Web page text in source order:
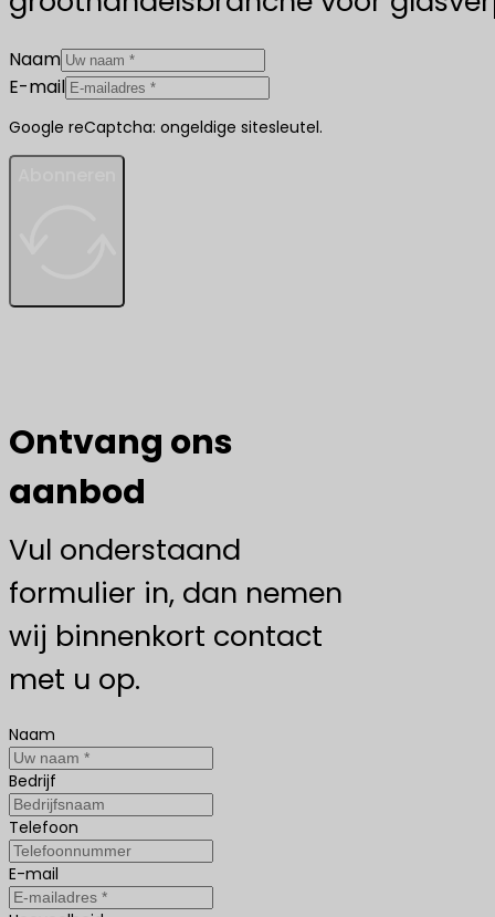
Naam
E-mail
Google reCaptcha: ongeldige sitesleutel.
Ontvang ons
aanbod
Vul onderstaand
formulier in, dan nemen
wij binnenkort contact
met u op.
Naam
Bedrijf
Telefoon
E-mail